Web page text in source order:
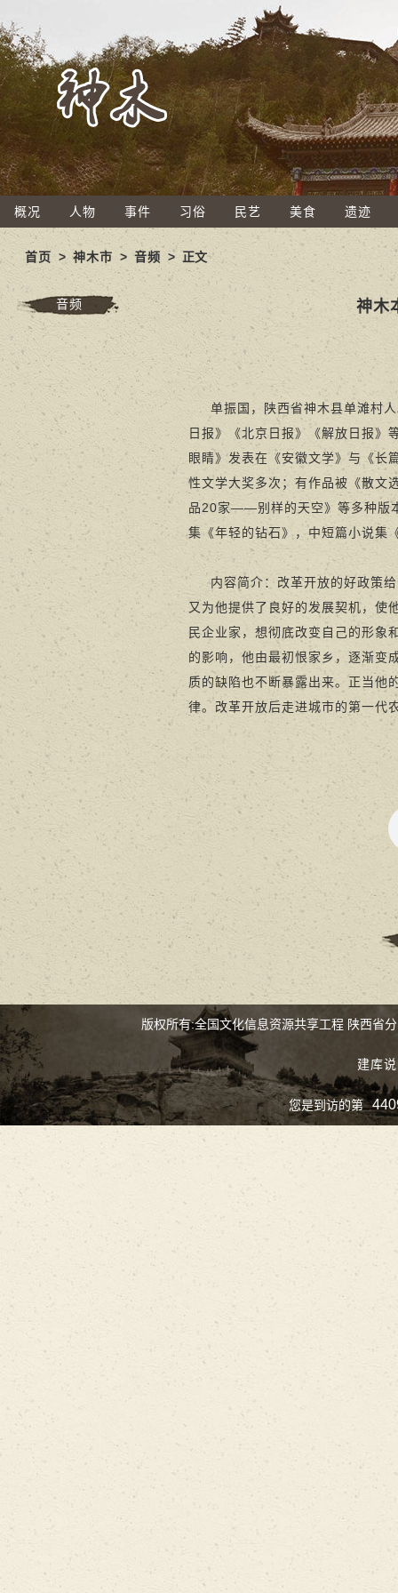
概况 人物 事件 习俗 民艺 美食 遗迹
首页 >神木市 > 音频 > 正文
音频 神木
单振国，陕西省神木县单滩村人
日报》《北京日报》《解放日报》
眼睛》发表在《安徽文学》与《长
性文学大奖多次；有作品被《散文
品20家——别样的天空》等多种版
集《年轻的钻石》，中短篇小说
内容简介：改革开放的好政策给
又为他提供了良好的发展契机，使
民企业家，想彻底改变自己的形象
的影响，他由最初恨家乡，逐渐变
质的缺陷也不断暴露出来。正当他
律。改革开放后走进城市的第一代
版权所有:全国文化信息资源共享工程 陕西省
建库
您是到访的第